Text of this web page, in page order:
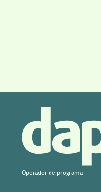
Operador de programa